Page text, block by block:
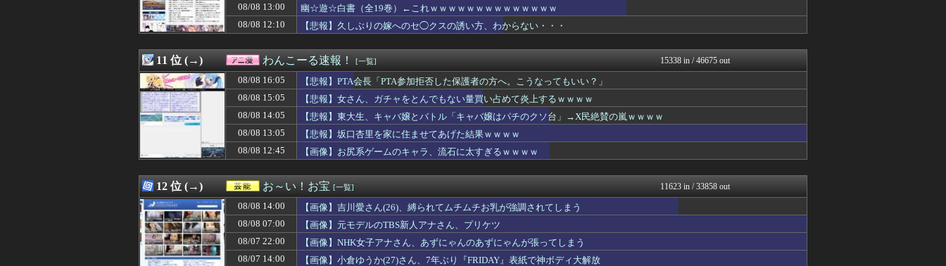
08/08 15:09
じゃあ逆に「これはチェーン店でいいぞ」って奴、挙げてけwwwwwwwww
08/08 15:09
タイミング悪かった。猫を拾ったのが年末でそのまま年を越すことになった
おうち速報
08/08 15:08
【悲報】Q：なぜ辺野古転覆事故の防カメ映像をすぐに公開しなかったのか？ → 玉...
政経ワロスまとめニュース♪
08/08 15:06
『マリオカートワールド』はどうすればよかったのか
げぇ速
08/08 15:06
会社の事務員が社用車のブレーキとアクセルを踏み間違えた。それでフェンスを突き破...
修羅場ライフ速報
08/08 15:05
【悲報】女さん、ガチャをとんでもない量買い占めて炎上するｗｗｗｗ
08/08 15:05
【画像】塩崎実央アナ、久々のスタジオで立派なYCを披露してしまうwwwww
08/08 15:05
キャッシュレス派の人が現金のみの店に文句言ってるのってどう思う？
大艦巨砲主義！
08/08 15:05
こども園から孫が怪我した迎えにと連絡あり。石をどかしてミミズ集め足の上に石を落...
子育てちゃんねる
【悲報】ダウンタウン浜田さん、差別発言と受け取られる一言で炎上ｗｗｗｗ
「BLEACH」のユーハバッハって、今見返すとあんま『全知全能』感ないよな・・...
08/08 15:05
【悲報】田中みな実(39)、妊娠して顔が別人のように変わる
もみあげチャ～シュ～
08/08 15:03
義実家で連休の食事は簡単に済ませようと話してたら義兄嫁が泣き出した。「子供の食...
修羅の華-家庭・生活まとめ
08/08 15:03
【ひぇ】PTA会長「PTA参加拒否した親へ最終警告。こうなってもいい？」
Zチャンネル＠VIP
08/08 15:03
面白いゴルフマンガｗｗｗｗｗｗｗｗｗｗｗｗｗｗｗｗ
08/08 15:03
【遊戯王】「聖冠」で閃刀姫がさらに強くなってしまったレイねえ
08/08 15:02
【朗報】Switch2版『FF14』、大好評！寝転がって遊べる快適さを経験者も...
mutyunのゲーム+αブ...
08/08 15:02
【動画】インドの暴走族レベチwwwwwwwww
フィルダースチョイス
08/08 15:02
184㎝63㎏ワイ「日本のボクサーとかチビガリばっかりやし入門すれば無双できる...
08/08 13:00
幽☆遊☆白書（全19巻）←これｗｗｗｗｗｗｗｗｗｗｗｗｗｗ
08/08 12:10
【悲報】久しぶりの嫁へのセ◯クスの誘い方、わからない・・・
11 位 (→) わんこーる速報！ [一覧] 15338 in / 46675 out
08/08 16:05
【悲報】PTA会長「PTA参加拒否した保護者の方へ。こうなってもいい？」
08/08 15:05
【悲報】女さん、ガチャをとんでもない量買い占めて炎上するｗｗｗｗ
08/08 14:05
【悲報】東大生、キャバ嬢とバトル「キャバ嬢はパチのクソ台」→X民絶賛の嵐ｗｗｗｗ
08/08 13:05
【悲報】坂口杏里を家に住ませてあげた結果ｗｗｗｗ
08/08 12:45
【画像】お尻系ゲームのキャラ、流石に太すぎるｗｗｗｗ
12 位 (→) お～い！お宝 [一覧] 11623 in / 33858 out
08/08 14:00
【画像】吉川愛さん(26)、縛られてムチムチお乳が強調されてしまう
08/08 07:00
【画像】元モデルのTBS新人アナさん、プリケツ
08/07 22:00
【画像】NHK女子アナさん、あずにゃんのあずにゃんが張ってしまう
08/07 14:00
【画像】小倉ゆうか(27)さん、7年ぶり『FRIDAY』表紙で神ボディ大解放